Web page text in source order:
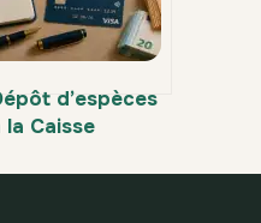
d’espèces
la Caisse
pour